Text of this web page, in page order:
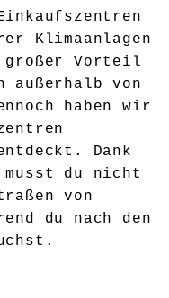
Klimaanlagen
großer Vorteil
außerhalb von
haben wir
Dank
du nicht
von
du nach den